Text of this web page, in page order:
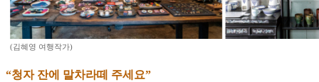
(김혜영 여행작가)
“청자 잔에 말차라떼 주세요”